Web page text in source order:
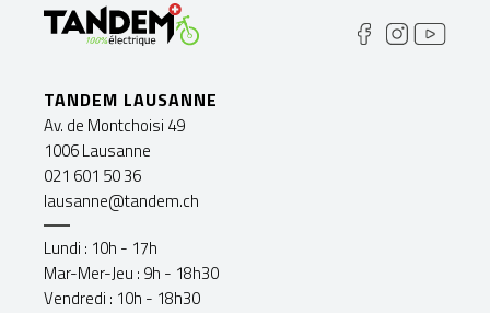
TANDEM LAUSANNE
Av. de Montchoisi 49
1006 Lausanne
021 601 50 36
lausanne@tandem.ch
Lundi : 10h - 17h
Mar-Mer-Jeu : 9h - 18h30
Vendredi : 10h - 18h30